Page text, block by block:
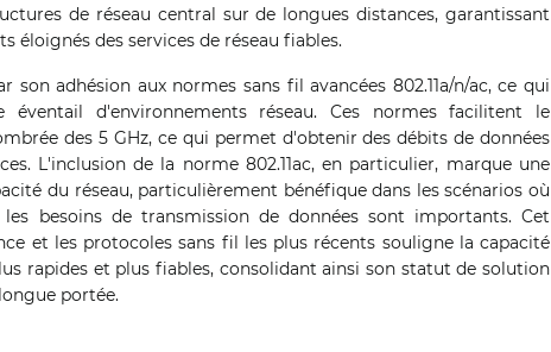
de réseau central sur de longues distances, garantissant
éloignés des services de réseau fiables.
adhésion aux normes sans fil avancées 802.11a/n/ac, ce qui
d'environnements réseau. Ces normes facilitent le
des 5 GHz, ce qui permet d'obtenir des débits de données
L'inclusion de la norme 802.11ac, en particulier, marque une
du réseau, particulièrement bénéfique dans les scénarios où
besoins de transmission de données sont importants. Cet
et les protocoles sans fil les plus récents souligne la capacité
rapides et plus fiables, consolidant ainsi son statut de solution
portée.